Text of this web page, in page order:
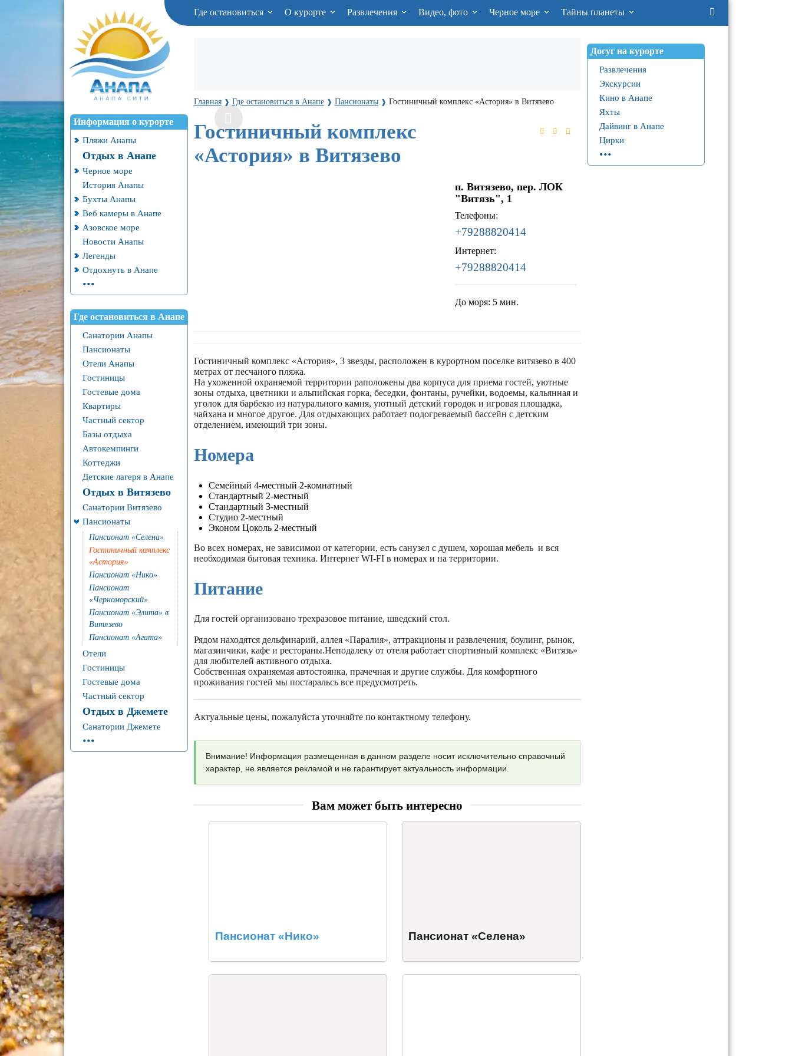
Где остановиться О курорте Развлечения Видео, фото Черное море Тайны планеты
Информация о курорте
Пляжи Анапы
Отдых в Анапе
Черное море
История Анапы
Бухты Анапы
Веб камеры в Анапе
Азовское море
Новости Анапы
Легенды
Отдохнуть в Анапе
...
Где остановиться в Анапе
Санатории Анапы
Пансионаты
Отели Анапы
Гостиницы
Гостевые дома
Квартиры
Частный сектор
Базы отдыха
Автокемпинги
Коттеджи
Детские лагеря в Анапе
Отдых в Витязево
Санатории Витязево
Пансионаты
Пансионат «Селена»
Гостиничный комплекс
«Астория»
Пансионат «Нико»
Пансионат
«Черноморский»
Пансионат «Элита» в
Витязево
Пансионат «Агата»
Отели
Гостиницы
Гостевые дома
Частный сектор
Отдых в Джемете
Санатории Джемете
...
Главная ❱ Где остановиться в Анапе ❱ Пансионаты ❱ Гостиничный комплекс «Астория» в Витязево
Гостиничный комплекс
«Астория» в Витязево
п. Витязево, пер. ЛОК
"Витязь", 1
Телефоны:
+79288820414
Интернет:
+79288820414
До моря: 5 мин.
Гостиничный комплекс «Астория», 3 звезды, расположен в курортном поселке витязево в 400
метрах от песчаного пляжа.
На ухоженной охраняемой территории раположены два корпуса для приема гостей, уютные
зоны отдыха, цветники и альпийская горка, беседки, фонтаны, ручейки, водоемы, кальянная и
уголок для барбекю из натурального камня, уютный детский городок и игровая площадка,
чайхана и многое другое. Для отдыхающих работает подогреваемый бассейн с детским
отделением, имеющий три зоны.
Номера
Семейный 4-местный 2-комнатный
Стандартный 2-местный
Стандартный 3-местный
Студио 2-местный
Эконом Цоколь 2-местный
Во всех номерах, не зависимои от категории, есть санузел с душем, хорошая мебель и вся
необходимая бытовая техника. Интернет WI-FI в номерах и на территории.
Питание
Для гостей организовано трехразовое питание, шведский стол.
Рядом находятся дельфинарий, аллея «Паралия», аттракционы и развлечения, боулинг, рынок,
магазинчики, кафе и рестораны.Неподалеку от отеля работает спортивный комплекс «Витязь»
для любителей активного отдыха.
Собственная охраняемая автостоянка, прачечная и другие службы. Для комфортного
проживания гостей мы постаральсь все предусмотреть.
Актуальные цены, пожалуйста уточняйте по контактному телефону.
Внимание! Информация размещенная в данном разделе носит исключительно справочный
характер, не является рекламой и не гарантирует актуальность информации.
Вам может быть интересно
Пансионат «Нико» Пансионат «Селена»
Досуг на курорте
Развлечения
Экскурсии
Кино в Анапе
Яхты
Дайвинг в Анапе
Цирки
...